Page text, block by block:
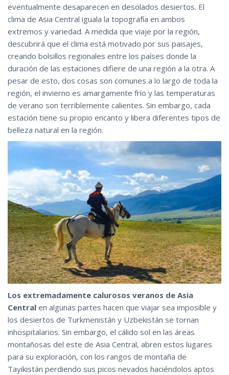
eventualmente desaparecen en desolados desiertos. El
clima de Asia Central iguala la topografía en ambos
extremos y variedad. A medida que viaje por la región,
descubrirá que el clima está motivado por sus paisajes,
creando bolsillos regionales entre los países donde la
duración de las estaciones difiere de una región a la otra. A
pesar de esto, dos cosas son comunes a lo largo de toda la
región, el invierno es amargamente frío y las temperaturas
de verano son terriblemente calientes. Sin embargo, cada
estación tiene su propio encanto y libera diferentes tipos de
belleza natural en la región.
Los extremadamente calurosos veranos de Asia
Central en algunas partes hacen que viajar sea imposible y
los desiertos de Turkmenistán y Uzbekistán se tornan
inhospitalarios. Sin embargo, el cálido sol en las áreas
montañosas del este de Asia Central, abren estos lugares
para su exploración, con los rangos de montaña de
Tayikistán perdiendo sus picos nevados haciéndolos aptos